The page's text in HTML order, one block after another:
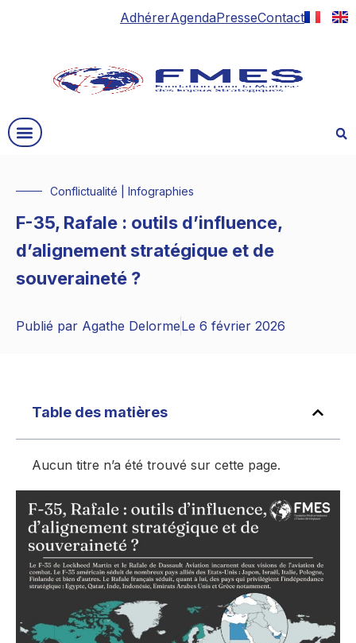
AdhérerAgendaPresseContact
Conflictualité |Infographies
F-35, Rafale : outils d’influence,
d’alignement stratégique et de
souveraineté ?
Publié par Agathe DelormeLe 6 février 2026
Table des matières
Aucun titre n’a été trouvé sur cette page.